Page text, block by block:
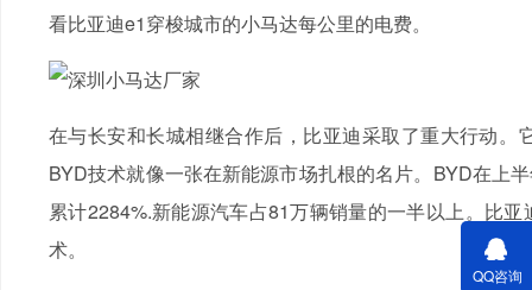
看比亚迪e1穿梭城市的小马达每公里的电费。
在与长安和长城相继合作后，比亚迪采取了重大行动。
BYD技术就像一张在新能源市场扎根的名片。BYD在
累计2284%.新能源汽车占81万辆销量的一半以上。比
术。
QQ咨询